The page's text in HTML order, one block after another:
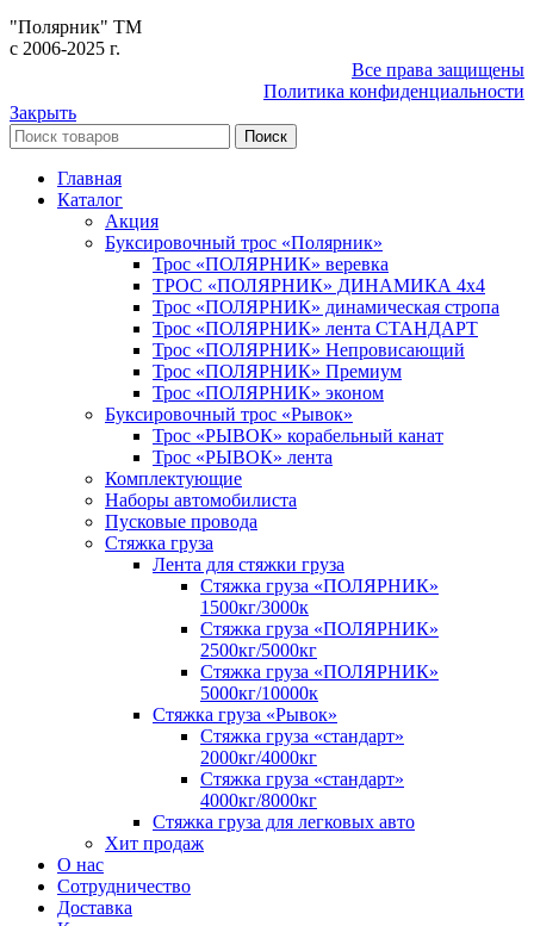
"Полярник" TM
c 2006-2025 г.
Все права защищены
Политика конфиденциальности
Закрыть
Поиск
Главная
Каталог
Акция
Буксировочный трос «Полярник»
Трос «ПОЛЯРНИК» веревка
ТРОС «ПОЛЯРНИК» ДИНАМИКА 4х4
Трос «ПОЛЯРНИК» динамическая стропа
Трос «ПОЛЯРНИК» лента СТАНДАРТ
Трос «ПОЛЯРНИК» Непровисающий
Трос «ПОЛЯРНИК» Премиум
Трос «ПОЛЯРНИК» эконом
Буксировочный трос «Рывок»
Трос «РЫВОК» корабельный канат
Трос «РЫВОК» лента
Комплектующие
Наборы автомобилиста
Пусковые провода
Стяжка груза
Лента для стяжки груза
Стяжка груза «ПОЛЯРНИК»
1500кг/3000к
Стяжка груза «ПОЛЯРНИК»
2500кг/5000кг
Стяжка груза «ПОЛЯРНИК»
5000кг/10000к
Стяжка груза «Рывок»
Стяжка груза «стандарт»
2000кг/4000кг
Стяжка груза «стандарт»
4000кг/8000кг
Стяжка груза для легковых авто
Хит продаж
О нас
Сотрудничество
Доставка